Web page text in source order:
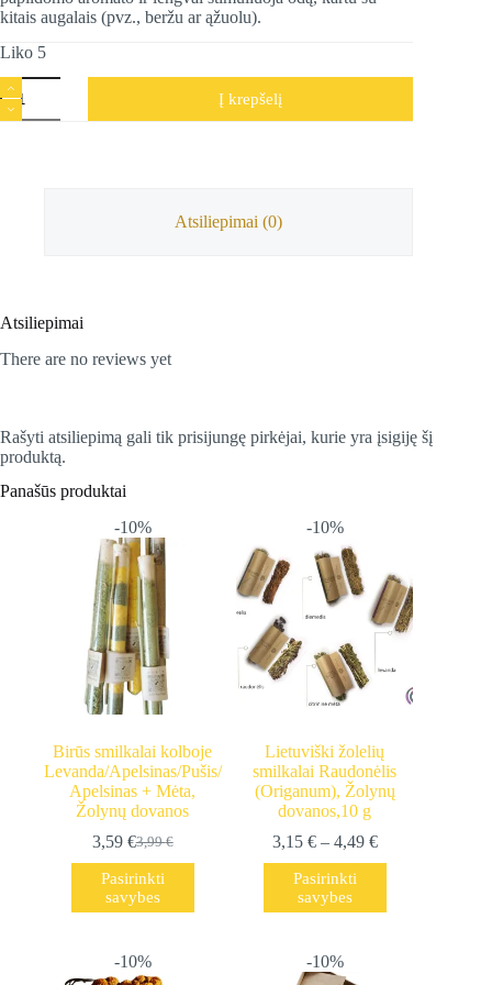
kitais augalais (pvz., beržu ar ąžuolu).
Liko 5
produkto
kiekis:
Diemedžio
Į krepšelį
Atsiliepimai (0)
Atsiliepimai
There are no reviews yet
Rašyti atsiliepimą gali tik prisijungę pirkėjai, kurie yra įsigiję šį
produktą.
Panašūs produktai
-10%
Birūs smilkalai kolboje
Levanda/Apelsinas/Pušis/
Apelsinas + Mėta,
Žolynų dovanos
3,99€
Original
price
was:
3,99 €.
3,59 €Current
price
is:
3,59 €.
Pasirinkti
savybes
This
product
has
The
-10%
Lietuviški žolelių
smilkalai Raudonėlis
(Origanum), Žolynų
dovanos,10 g
3,15 € – 4,49 €Price
range:
Pasirinkti
savybes
This
product
has
The
-10% -10%